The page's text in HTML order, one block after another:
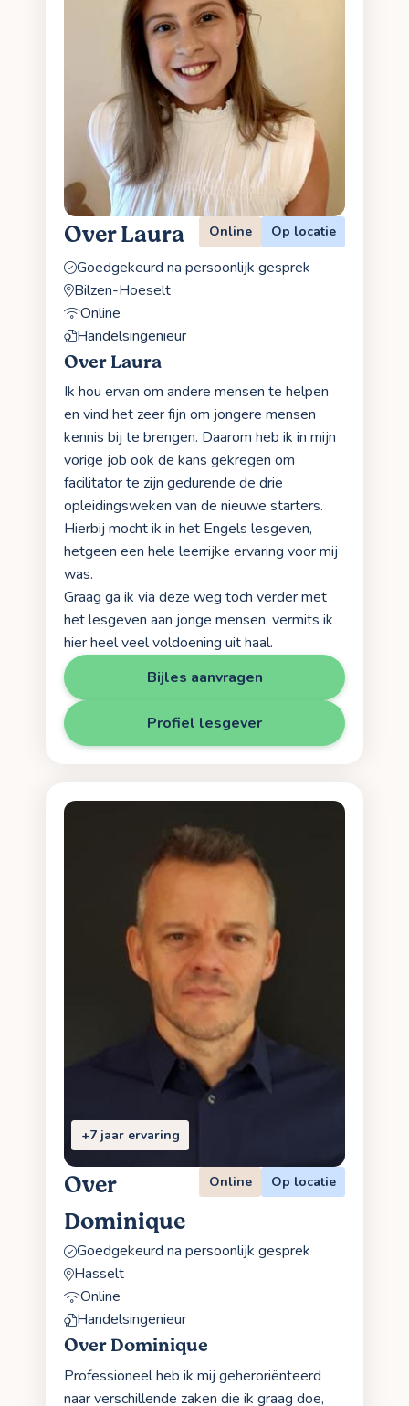
Over Laura Online Op locatie
Goedgekeurd na persoonlijk gesprek
Bilzen-Hoeselt
Online
Handelsingenieur
Over Laura
Ik hou ervan om andere mensen te helpen
en vind het zeer fijn om jongere mensen
kennis bij te brengen. Daarom heb ik in mijn
vorige job ook de kans gekregen om
facilitator te zijn gedurende de drie
opleidingsweken van de nieuwe starters.
Hierbij mocht ik in het Engels lesgeven,
hetgeen een hele leerrijke ervaring voor mij
was.
Graag ga ik via deze weg toch verder met
het lesgeven aan jonge mensen, vermits ik
hier heel veel voldoening uit haal.
Bijles aanvragen
Profiel lesgever
+7 jaar ervaring
Over
Dominique
Online Op locatie
Goedgekeurd na persoonlijk gesprek
Hasselt
Online
Handelsingenieur
Over Dominique
Professioneel heb ik mij geheroriënteerd
naar verschillende zaken die ik graag doe,